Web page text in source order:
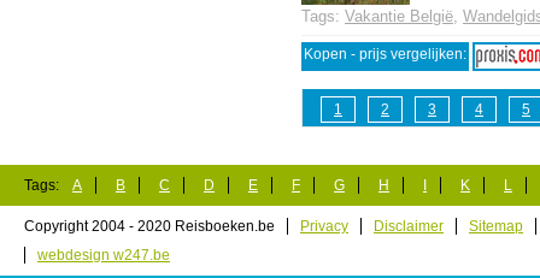
1 2 3 4 5
Tags: Vakantie België,
Kopen - prijs vergelijken:
Tags: A B C D E F G H K L
Copyright 2004 - 2020 Reisboeken.be Privacy Disclaimer
Sitemap
webdesign w247.be